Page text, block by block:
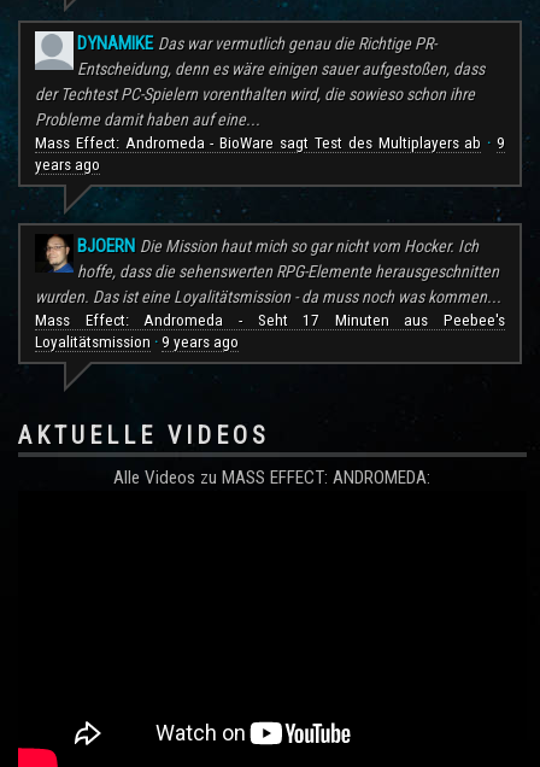
DYNAMIKE Das war vermutlich genau die Richtige PR-
Entscheidung, denn es wäre einigen sauer aufgestoßen, dass
der Techtest PC-Spielern vorenthalten wird, die sowieso schon ihre
Probleme damit haben auf eine...
Mass Effect: Andromeda - BioWare sagt Test des Multiplayers ab ·9
years ago
BJOERN Die Mission haut mich so gar nicht vom Hocker. Ich
hoffe, dass die sehenswerten RPG-Elemente herausgeschnitten
wurden. Das ist eine Loyalitätsmission - da muss noch was kommen...
Mass Effect: Andromeda - Seht 17 Minuten aus Peebee's
Loyalitätsmission · 9 years ago
AKTUELLE VIDEOS
Alle Videos zu MASS EFFECT: ANDROMEDA: